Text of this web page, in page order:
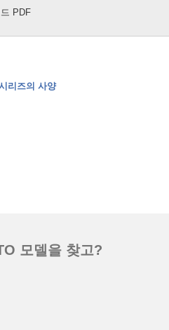
PDF
리즈의 사양
모델을 찾고?